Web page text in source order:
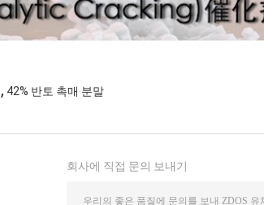
, 42% 반토 촉매 분말
회사에 직접 문의 보내기